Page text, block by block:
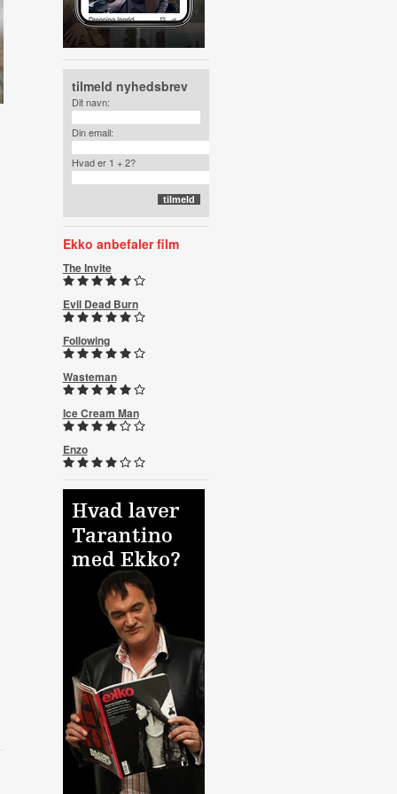
tilmeld nyhedsbrev
Dit navn:
Din email:
Hvad er 1 + 2?
Ekko anbefaler film
The Invite
Evil Dead Burn
Following
Wasteman
Ice Cream Man
Enzo